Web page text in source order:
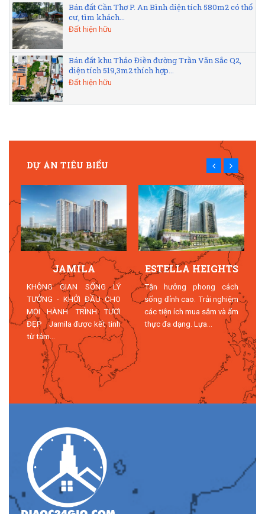
Bán đất Cần Thơ P. An Bình diện tích 580m2 có thổ
cư, tìm khách...
Đất hiện hữu
Bán đất khu Thảo Điền đường Trần Văn Sắc Q2,
diện tích 519,3m2 thích hợp...
Đất hiện hữu
DỰ ÁN TIÊU BIỂU
JAMILA
KHÔNG GIAN SỐNG LÝ
TƯỞNG - KHỞI ĐẦU CHO
MỌI HÀNH TRÌNH TƯƠI
ĐẸP Jamila được kết tinh
từ tâm...
ESTELLA HEIGHTS
Tận hưởng phong cách
sống đỉnh cao. Trải nghiệm
các tiện ích mua sắm và ẩm
thực đa dạng. Lựa...